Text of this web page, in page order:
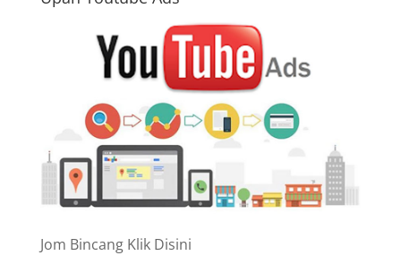
Jom Bincang Klik Disini